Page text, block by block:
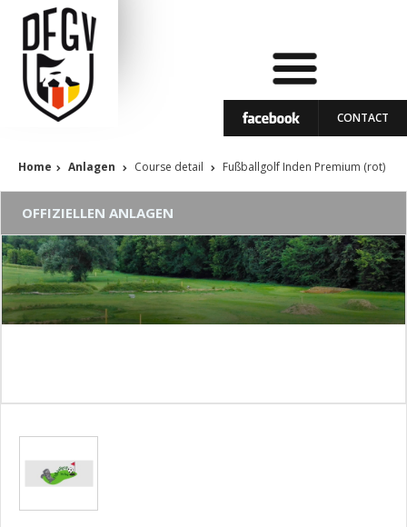
CONTACT
Home Anlagen Course detail Fußballgolf Inden Premium (rot)
OFFIZIELLEN ANLAGEN